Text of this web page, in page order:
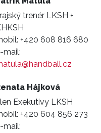
trenér LKSH +
+420 608 816 680
mail:
Hájková
Exekutivy LKSH
+420 604 856 273
mail: